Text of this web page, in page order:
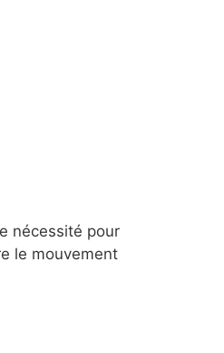
nécessité pour
le mouvement